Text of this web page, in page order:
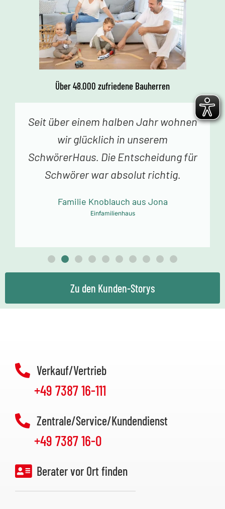
Über 48.000 zufriedene Bauherren
Vor einer Woche erhielten wir den
Schlüssel zu unserem Traumhaus.
Jedes Betreten begeistert uns. Vielen
Dank an das Schwörer-Team für die
Familie Mollowitz aus Eitorf-Mühleip
Zu den Kunden-Storys
Verkauf/Vertrieb
+49 7387 16-111
Zentrale/Service/Kundendienst
+49 7387 16-0
Berater vor Ort finden